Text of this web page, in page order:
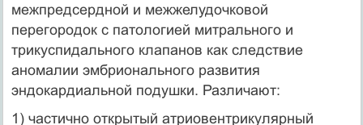
межпредсердной и межжелудочковой
перегородок с патологией митрального и
трикуспидального клапанов как следствие
аномалии эмбрионального развития
эндокардиальной подушки. Различают:
1) частично открытый атриовентрикулярный